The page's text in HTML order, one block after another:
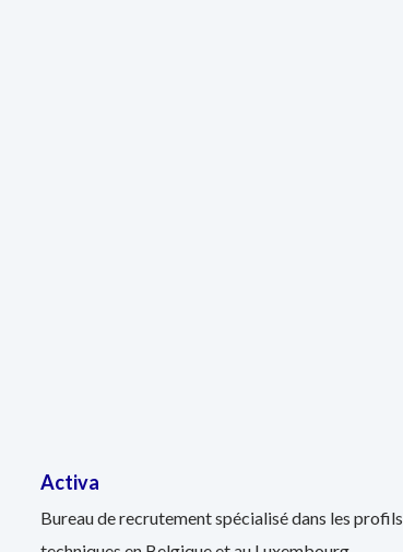
Activa
Bureau de recrutement spécialisé dans les profils